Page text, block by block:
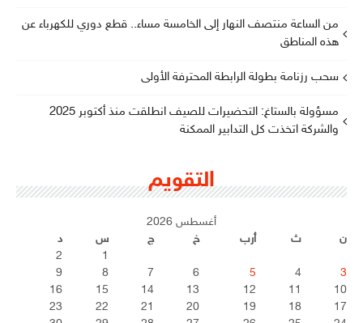
من الساعة منتصف النهار إلى الخامسة مساء.. قطع دوري للكهرباء عن
هذه المناطق
سحب رزنامة بطولة الرابطة المحترفة الأولى
مسؤولة بالستاغ: التحضيرات للصيف انطلقت منذ أكتوبر 2025
والشركة اتخذت كل التدابير الممكنة
التقويم
أغسطس 2026
ن
ث أرب خ ج س
د
1
2
3
4
5
6
7
8
9
10
11
12
13
14
15
16
17
18
19
20
21
22
23